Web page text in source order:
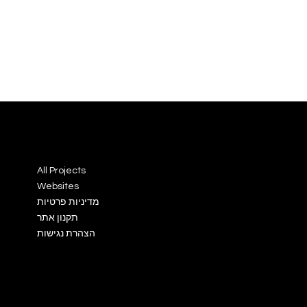
All Projects
Websites
מדיניות פרטיות
תקנון אתר
הצהרת נגישות